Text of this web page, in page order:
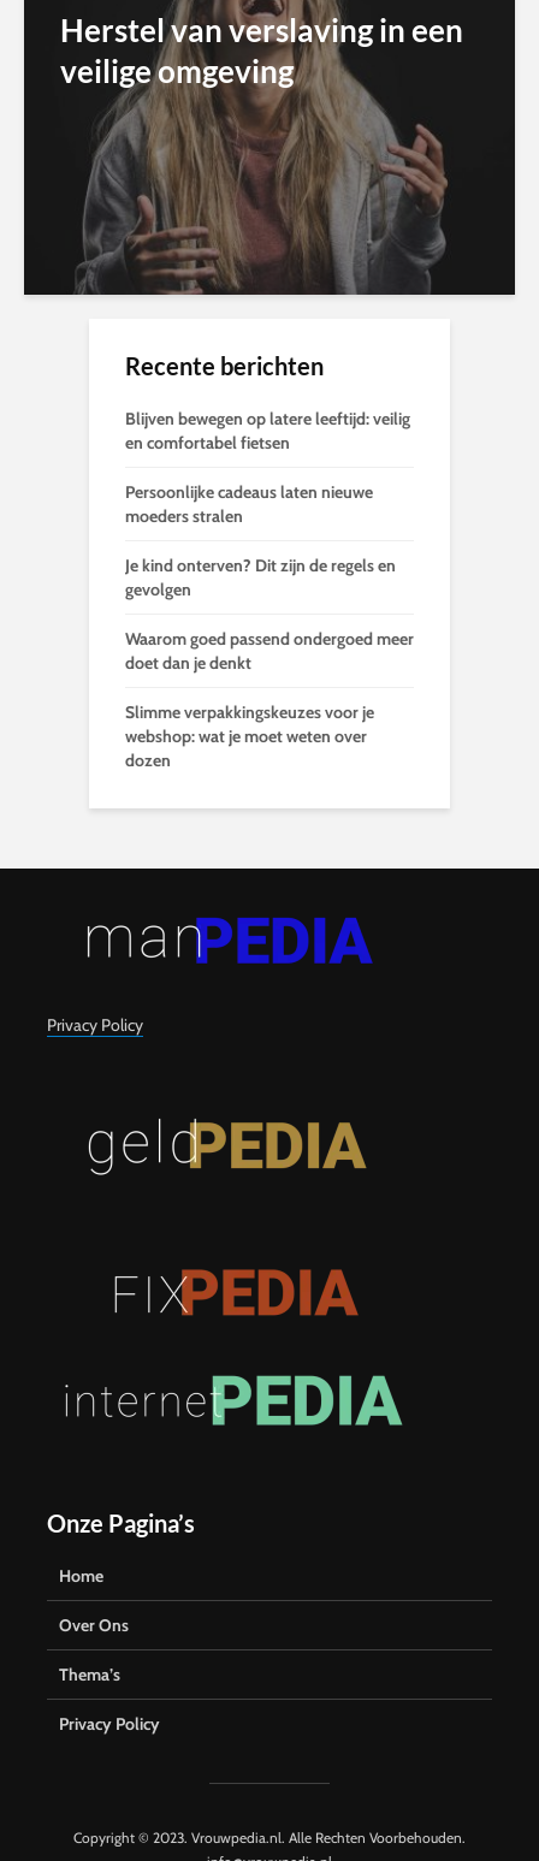
Herstel van verslaving in een
veilige omgeving
Recente berichten
Blijven bewegen op latere leeftijd: veilig
en comfortabel fietsen
Persoonlijke cadeaus laten nieuwe
moeders stralen
Je kind onterven? Dit zijn de regels en
gevolgen
Waarom goed passend ondergoed meer
doet dan je denkt
Slimme verpakkingskeuzes voor je
webshop: wat je moet weten over
dozen
Privacy Policy
Onze Pagina’s
Home
Over Ons
Thema’s
Privacy Policy
Copyright © 2023. Vrouwpedia.nl. Alle Rechten Voorbehouden.